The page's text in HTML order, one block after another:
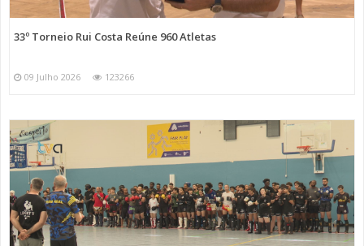
33º Torneio Rui Costa Reúne 960 Atletas
09 Julho 2026 123266